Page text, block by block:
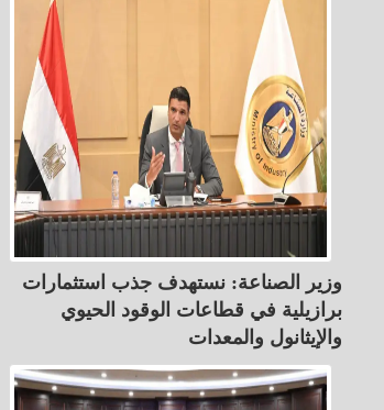
وزير الصناعة: نستهدف جذب استثمارات
برازيلية في قطاعات الوقود الحيوي
والإيثانول والمعدات